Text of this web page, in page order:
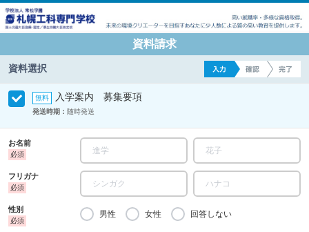
資料請求
資料選択
入学案内 募集要項
発送時期： 随時発送
お名前
フリガナ
性別 男性 女性 回答しない